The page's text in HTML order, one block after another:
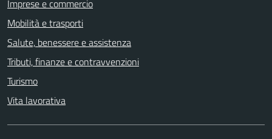
Imprese e commercio
Mobilità e trasporti
Salute, benessere e assistenza
Tributi, finanze e contravvenzioni
Turismo
Vita lavorativa